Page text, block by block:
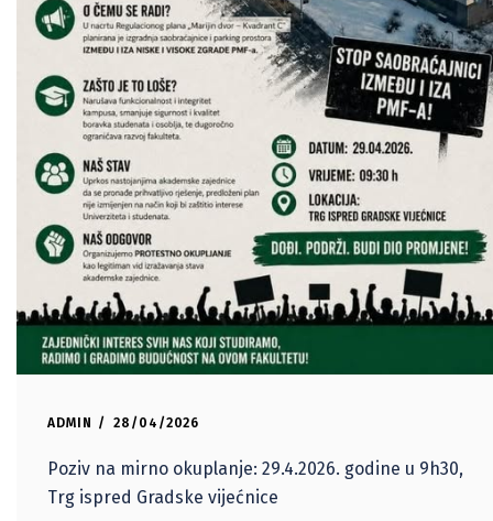
ADMIN 28/04/2026
Poziv na mirno okuplanje: 29.4.2026. godine u 9h30,
Trg ispred Gradske vijećnice